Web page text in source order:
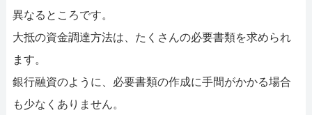
異なるところです。
大抵の資金調達方法は、たくさんの必要書類を求められ
ます。
銀行融資のように、必要書類の作成に手間がかかる場合
も少なくありません。